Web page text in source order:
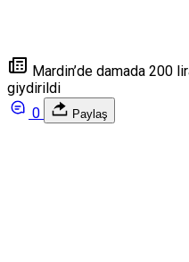
Mardin’de damada 200
giydirildi
0
Paylaş